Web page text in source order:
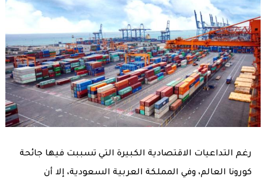
رغم التداعيات الاقتصادية الكبيرة التي تسببت فيها جائحة
كورونا العالم، وفي المملكة العربية السعودية، إلا أن